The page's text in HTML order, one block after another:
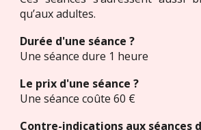
qu’aux adultes.
Durée d'une séance ?
Une séance dure 1 heure
Le prix d'une séance ?
Une séance coûte60 €
Contre-indications aux séances d